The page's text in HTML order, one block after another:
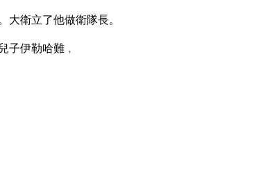
衛立了他做衛隊長。
子伊勒哈難﹐